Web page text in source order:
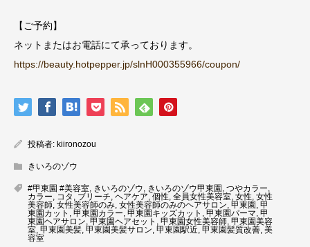
【ご予約】
ネットまたはお電話にて承っております。
https://beauty.hotpepper.jp/slnH000355966/coupon/
投稿者: kiironozou
きいろのゾウ
#甲東園 #美容室, きいろのゾウ, きいろのゾウ甲東園 , つやカラー,
カラー, コタ , ブリーチ, ヘアケア, 個性, 全員女性美容室, 女性, 女性
美容師, 女性美容師のみ, 女性美容師のみのヘアサロン, 甲東園 , 甲
東園カット , 甲東園カラー, 甲東園キッズカット , 甲東園パーマ, 甲
東園ヘアサロン, 甲東園ヘアセット , 甲東園女性美容師, 甲東園美容
室, 甲東園美髪, 甲東園美髪サロン, 甲東園駅近, 甲東園髪質改善, 美
容室